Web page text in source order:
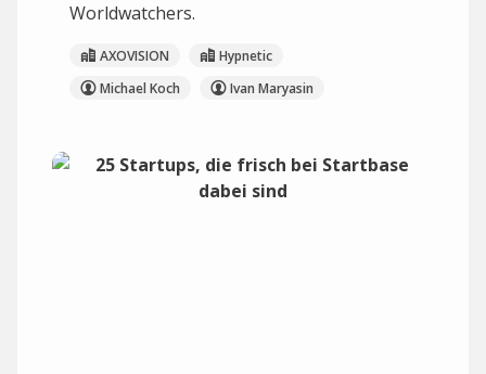
Worldwatchers.
AXOVISION
Hypnetic
Michael Koch
Ivan Maryasin